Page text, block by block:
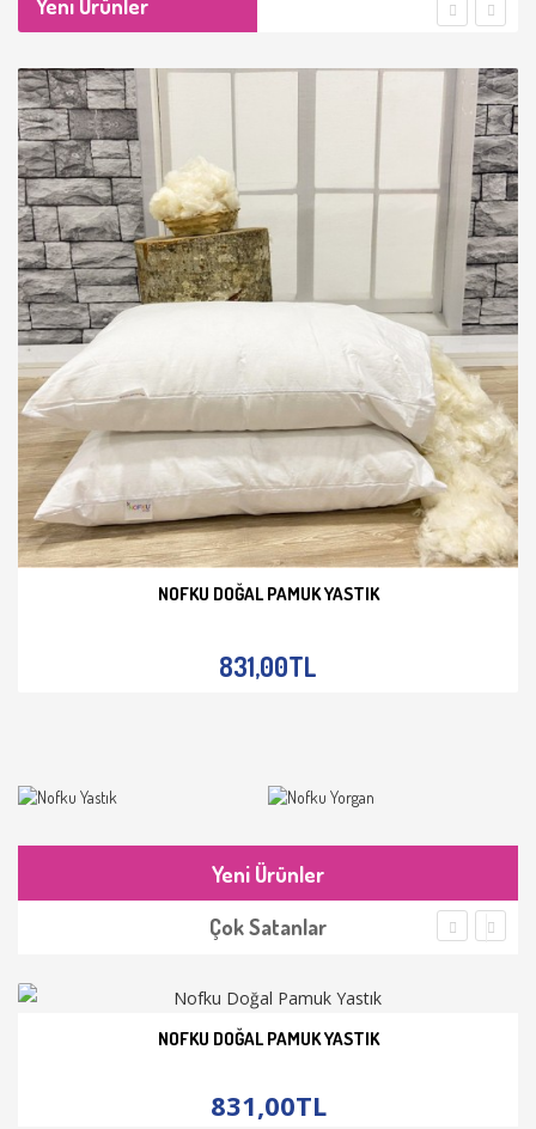
Yeni Ürünler
NOFKU DOĞAL PAMUK YASTIK
831,00TL
Yeni Ürünler
Çok Satanlar
NOFKU DOĞAL PAMUK YASTIK
831,00TL